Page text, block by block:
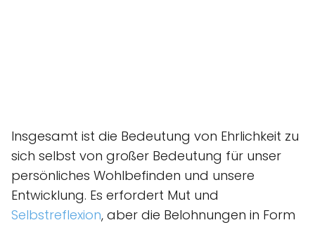
Insgesamt ist die Bedeutung von Ehrlichkeit zu
sich selbst von großer Bedeutung für unser
persönliches Wohlbefinden und unsere
Entwicklung. Es erfordert Mut und
Selbstreflexion, aber die Belohnungen in Form